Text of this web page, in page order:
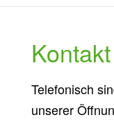
Telefonisch
unserer